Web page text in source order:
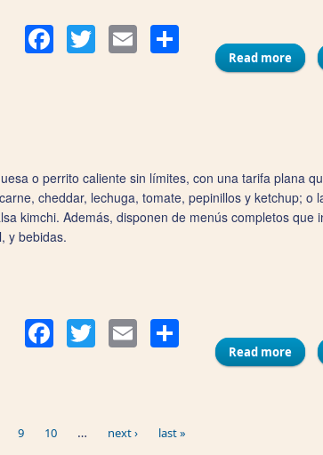
FacebookTwitter Email
Read more
o perrito caliente sin límites, con una tarifa plana
cheddar, lechuga, tomate, pepinillos y ketchup; o
kimchi. Además, disponen de menús completos que
y bebidas.
FacebookTwitter Email
Read more
9 10 … next › last »